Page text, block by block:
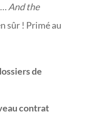
And the
sûr ! Primé au
de
contrat